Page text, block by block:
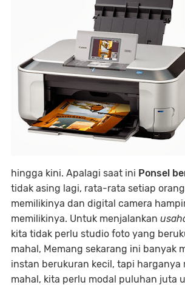
hingga kini. Apalagi saat ini Ponsel
tidak asing lagi, rata-rata setiap
memilikinya dan digital camera
memilikinya. Untuk menjalankan
kita tidak perlu studio foto yang
mahal, Memang sekarang ini banyak
instan berukuran kecil, tapi harganya
mahal, kita perlu modal puluhan juta